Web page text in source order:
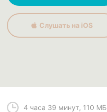
Слушать на iOS
4 часа 39 минут, 110 МБ